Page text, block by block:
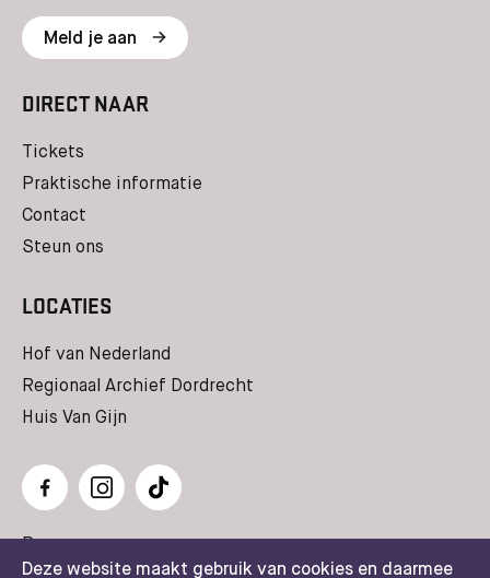
Deze website maakt gebruik van cookies en daarmee
Meld je aan
DIRECT NAAR
Tickets
Praktische informatie
Contact
Steun ons
LOCATIES
Hof van Nederland
Regionaal Archief Dordrecht
Huis Van Gijn